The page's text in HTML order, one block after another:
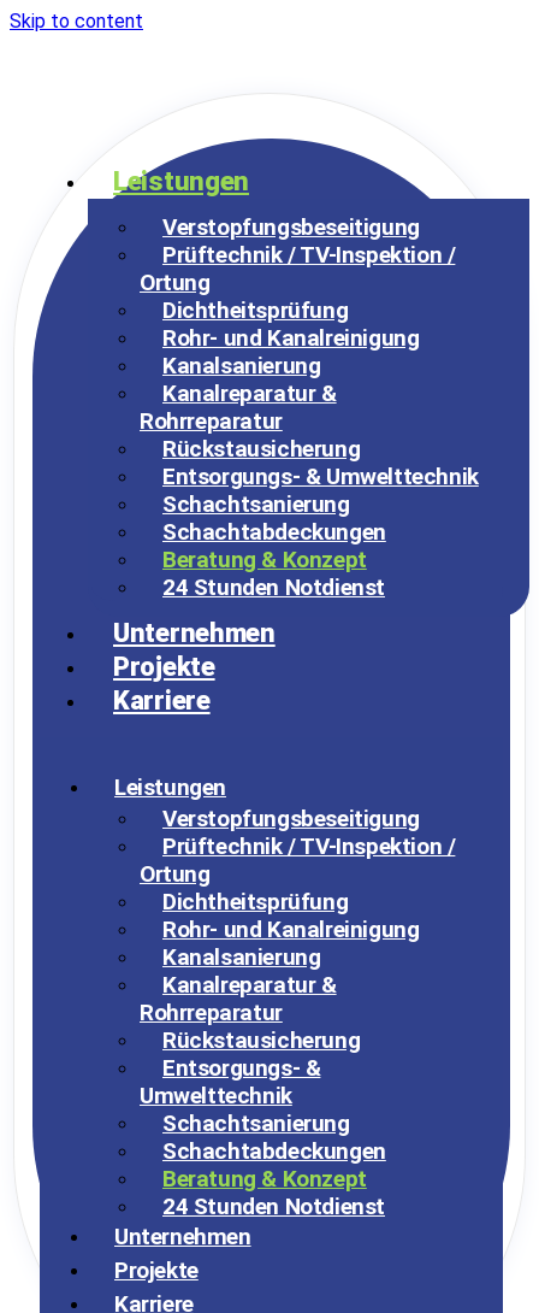
Skip to content
Leistungen
Verstopfungsbeseitigung
Prüftechnik / TV-Inspektion /
Ortung
Dichtheitsprüfung
Rohr- und Kanalreinigung
Kanalsanierung
Kanalreparatur &
Rohrreparatur
Rückstausicherung
Entsorgungs- & Umwelttechnik
Schachtsanierung
Schachtabdeckungen
Beratung & Konzept
24 Stunden Notdienst
Unternehmen
Projekte
Karriere
Leistungen
Verstopfungsbeseitigung
Prüftechnik / TV-Inspektion /
Ortung
Dichtheitsprüfung
Rohr- und Kanalreinigung
Kanalsanierung
Kanalreparatur &
Rohrreparatur
Rückstausicherung
Entsorgungs- &
Umwelttechnik
Schachtsanierung
Schachtabdeckungen
Beratung & Konzept
24 Stunden Notdienst
Unternehmen
Projekte
Karriere